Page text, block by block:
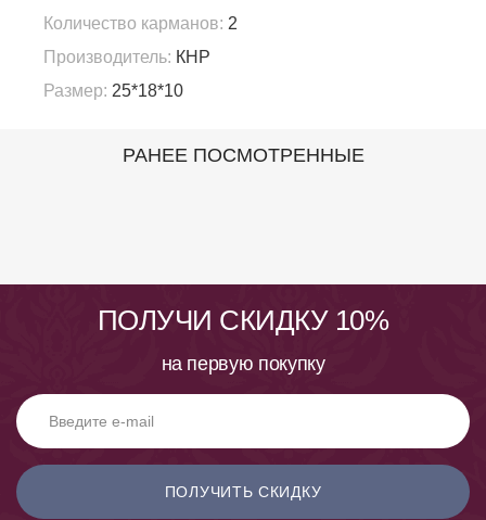
Количество карманов: 2
Производитель: КНР
Размер: 25*18*10
РАНЕЕ ПОСМОТРЕННЫЕ
ПОЛУЧИ СКИДКУ 10%
на первую покупку
ПОЛУЧИТЬ СКИДКУ